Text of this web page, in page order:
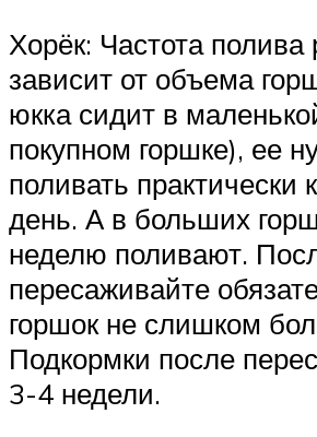
Хорёк: Частота полива
зависит от объема
юкка сидит в
покупном горшке), ее
поливать практически
день. А в больших
неделю поливают.
пересаживайте
горшок не слишком
Подкормки после
3-4 недели.